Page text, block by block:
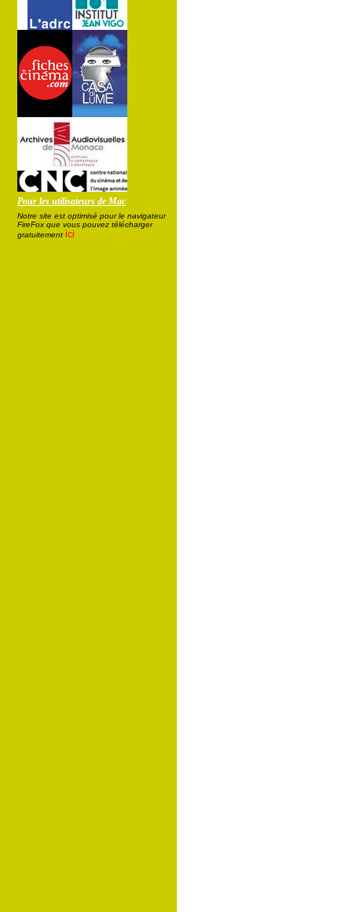
Pour les utilisateurs de Mac
Notre site est optimisé pour le navigateur
FireFox que vous pouvez télécharger
gratuitement ici